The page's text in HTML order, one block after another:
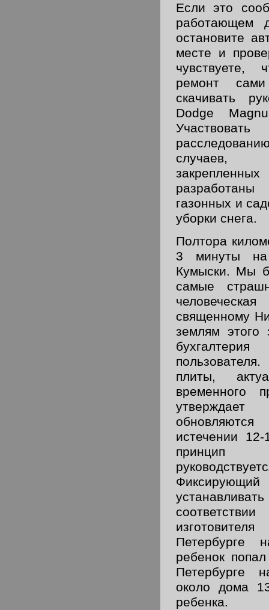
Если это
работающем
остановите
месте и
чувствуете,
ремонт
скачивать
Dodge
случаев,
газонных и
уборки снега.
Полтора
3 минуты
Кумыски. Мы
самые
священному
землям этого
плиты,
временного
истечении
принцип
Петербурге
ребенок
Петербурге
около дома
ребенка.